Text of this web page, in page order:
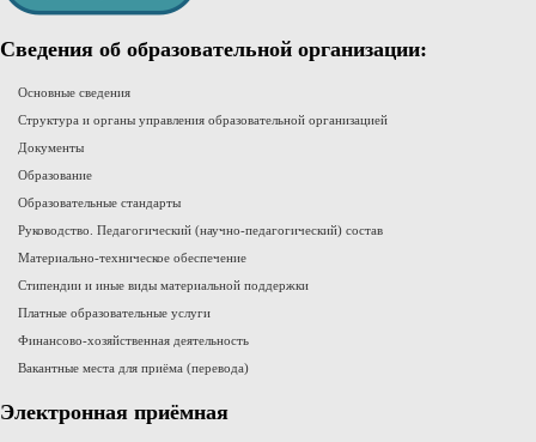
Сведения об образовательной организации:
Основные сведения
Структура и органы управления образовательной организацией
Документы
Образование
Образовательные стандарты
Руководство. Педагогический (научно-педагогический) состав
Материально-техническое обеспечение
Стипендии и иные виды материальной поддержки
Платные образовательные услуги
Финансово-хозяйственная деятельность
Вакантные места для приёма (перевода)
Электронная приёмная